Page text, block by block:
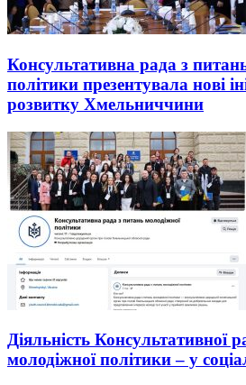
Консультативна рада з
політики презентувала нові
розвитку Хмельниччини
Діяльність Консультативної
молодіжної політики – у